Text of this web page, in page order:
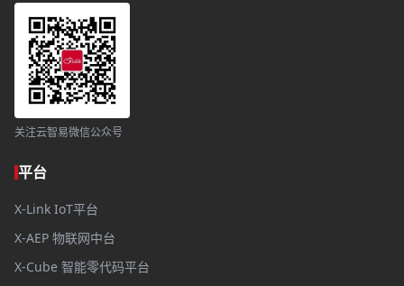
关注云智易微信公众号
平台
X-Link IoT平台
X-AEP 物联网中台
X-Cube 智能零代码平台